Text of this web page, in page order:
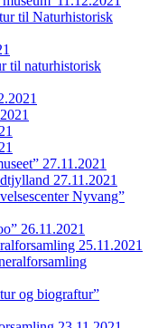
til Naturhistorisk
til naturhistorisk
27.11.2021
27.11.2021
Nyvang”
26.11.2021
25.11.2021
og biograftur”